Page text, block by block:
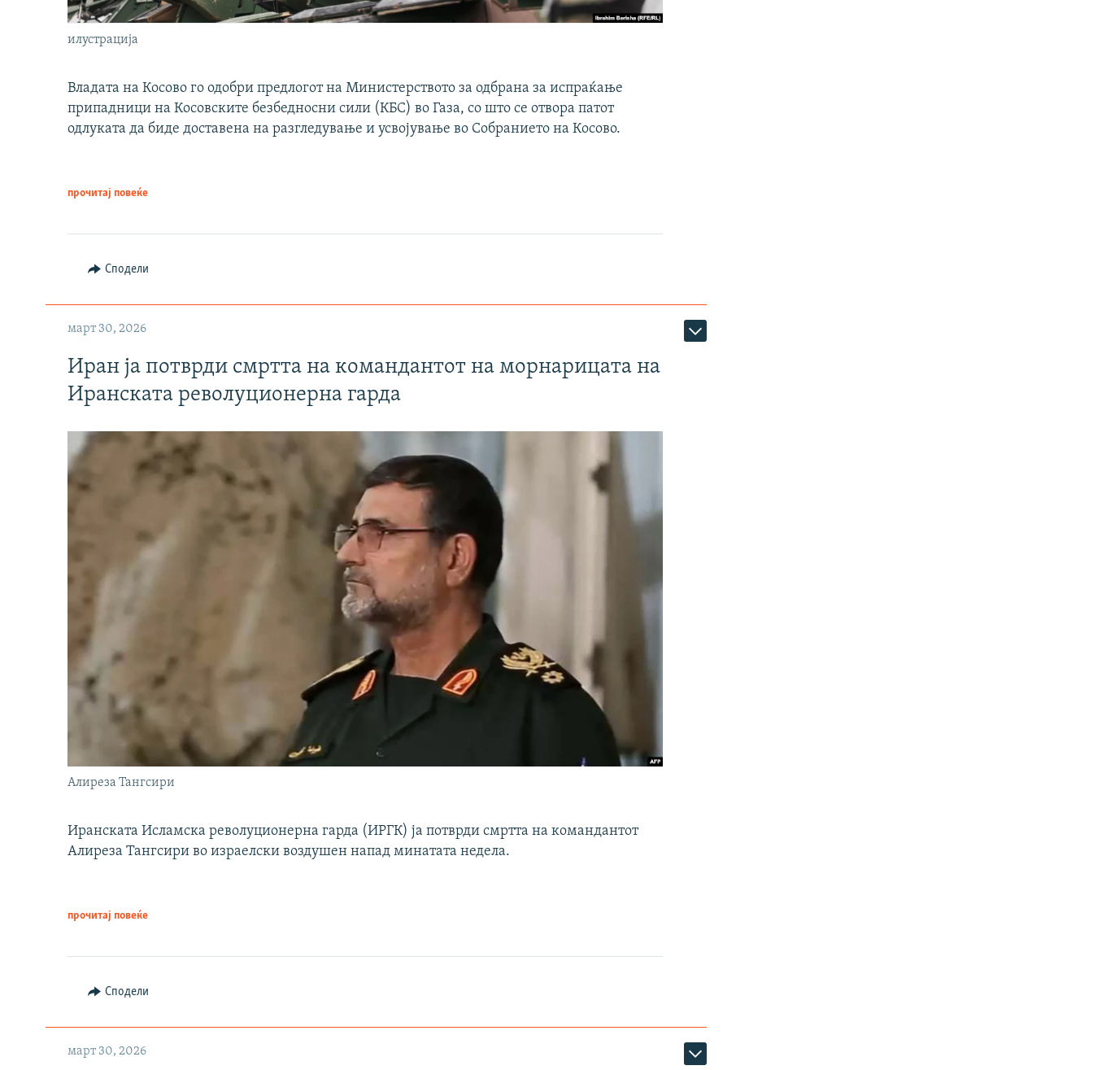
илустрација
Владата на Косово го одобри предлогот на Министерството за одбрана за испраќање
припадници на Косовските безбедносни сили (КБС) во Газа, со што се отвора патот
одлуката да биде доставена на разгледување и усвојување во Собранието на Косово.
прочитај повеќе
Сподели
март 30, 2026
Иран ја потврди смртта на командантот на морнарицата на
Иранската револуционерна гарда
Алиреза Тангсири
Иранската Исламска револуционерна гарда (ИРГК) ја потврди смртта на командантот
Алиреза Тангсири во израелски воздушен напад минатата недела.
прочитај повеќе
Сподели
март 30, 2026